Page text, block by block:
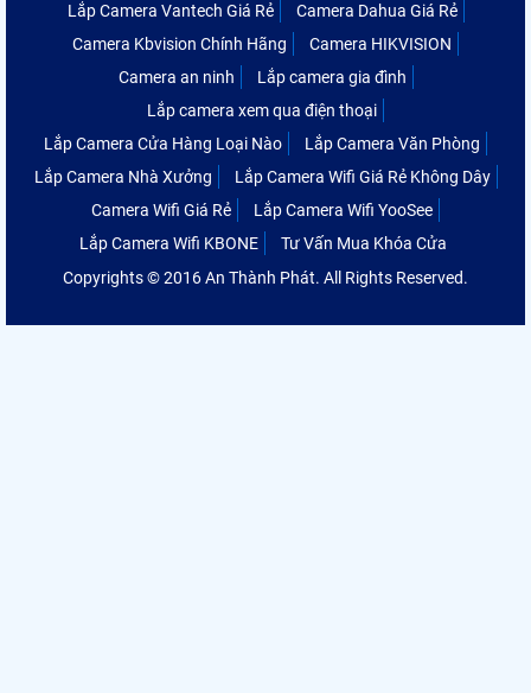
Lắp Camera Vantech Giá Rẻ
Camera Dahua Giá Rẻ
Camera Kbvision Chính Hãng
Camera HIKVISION
Camera an ninh
Lắp camera gia đình
Lắp camera xem qua điện thoại
Lắp Camera Cửa Hàng Loại Nào
Lắp Camera Văn Phòng
Lắp Camera Nhà Xưởng
Lắp Camera Wifi Giá Rẻ Không Dây
Camera Wifi Giá Rẻ
Lắp Camera Wifi YooSee
Lắp Camera Wifi KBONE
Tư Vấn Mua Khóa Cửa
Copyrights © 2016 An Thành Phát. All Rights Reserved.